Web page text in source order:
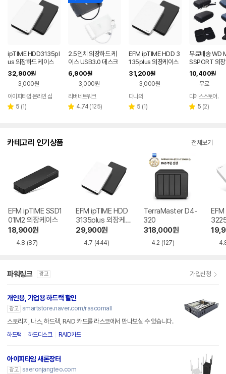
ipTIME HDD3135pl
us 외장하드 케이스
32,900원
3,000원
아이피타임 온라인 샵
별 5 리
(1)
2.5인치 외장하드 케
이스 USB3.0 데스크
탑 노트북 HDD SSD
케이스 파우치
6,900원
3,000원
페이
리버네트워크
별 4.74 리
(125)
EFM ipTIME HDD 3
135plus 외장케이스
(하드미포함)
31,200원
3,000원
페이
다나와
별 5 리
(1)
무료배송 WD
SSPORT 외장
이스 파우치 마
포트
10,400원
무료
디에스스토어.
별 5 리
(2)
카테고리 인기상품 전체보기
EFM ipTIME SSD1
01M2 외장케이스
18,900원
4.8 (87)
EFM ipTIME HDD
3135plus 외장케
이스
29,900원
4.7 (444)
TerraMaster D4-
320
318,000원
4.2 (127)
이스
파워링크 광고 가입신청
개인용, 기업용 하드랙 할인
광고 smartstore.naver.com/rascomall
스토리지, 나스, 하드랙, RAID 카드를 라스코에서 만나보실 수 있습니다.
하드랙 하드디스크 RAID카드
아이피타임 새론장터
광고 saeronjangteo.com